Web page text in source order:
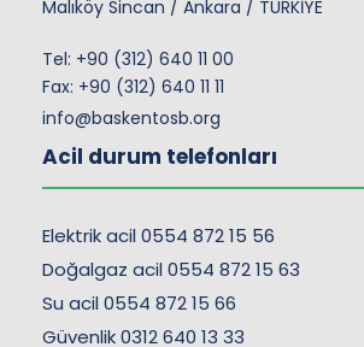
Malıköy Sincan / Ankara / TÜRKİYE
Tel: +90 (312) 640 11 00
Fax: +90 (312) 640 11 11
info@baskentosb.org
Acil durum telefonları
Elektrik acil 0554 872 15 56
Doğalgaz acil 0554 872 15 63
Su acil 0554 872 15 66
Güvenlik 0312 640 13 33